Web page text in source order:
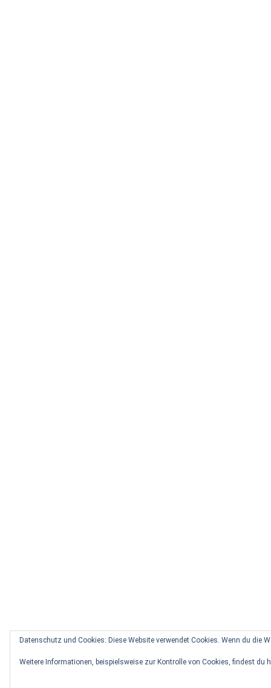
Datenschutz und Cookies: Diese Website verwendet Cookies. Wenn du
Weitere Informationen, beispielsweise zur Kontrolle von Cookies, findest du